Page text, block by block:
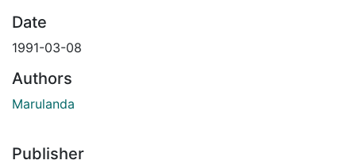
Date
1991-03-08
Authors
Marulanda
Publisher